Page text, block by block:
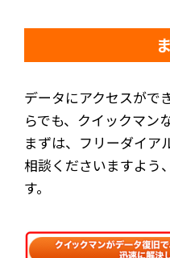
データにアクセスが
らでも、クイックマン
まずは、フリーダイア
相談くださいますよう
す。